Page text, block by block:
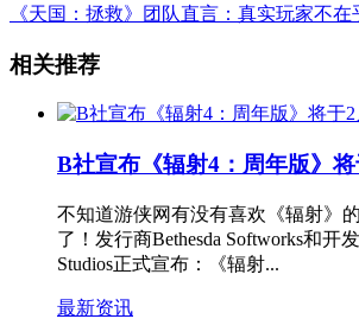
《天国：拯救》团队直言：真实玩家不在
相关推荐
B社宣布《辐射4：周年版》将
不知道游侠网有没有喜欢《辐射》
了！发行商Bethesda Softworks和开
Studios正式宣布：《辐射...
最新资讯